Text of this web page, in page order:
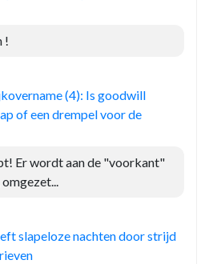
!
(4): Is goodwill
of een drempel voor de
Er wordt aan de "voorkant"
slapeloze nachten door strijd